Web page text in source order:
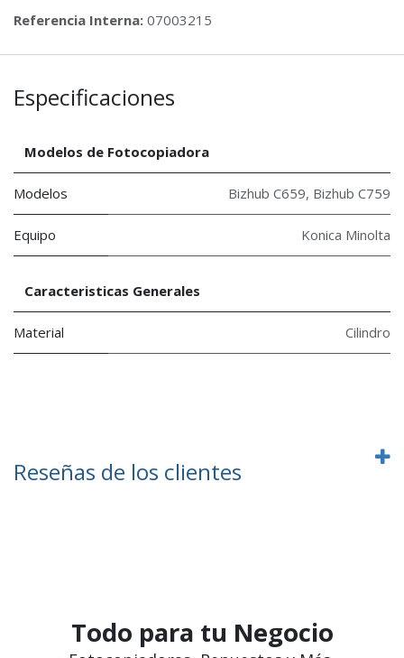
Referencia Interna: 07003215
Especificaciones
Modelos de Fotocopiadora
Modelos Bizhub C659, Bizhub C759
Equipo Konica Minolta
Caracteristicas Generales
Material Cilindro
Reseñas de los clientes
Todo para tu Negocio